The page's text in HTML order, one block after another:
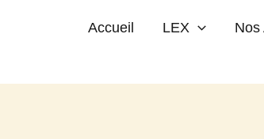
Accueil LEX Nos